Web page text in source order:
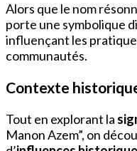
Alors que le nom
porte une symbolique
influençant les
communautés.
Contexte
Tout en explorant la
Manon Azem”, on